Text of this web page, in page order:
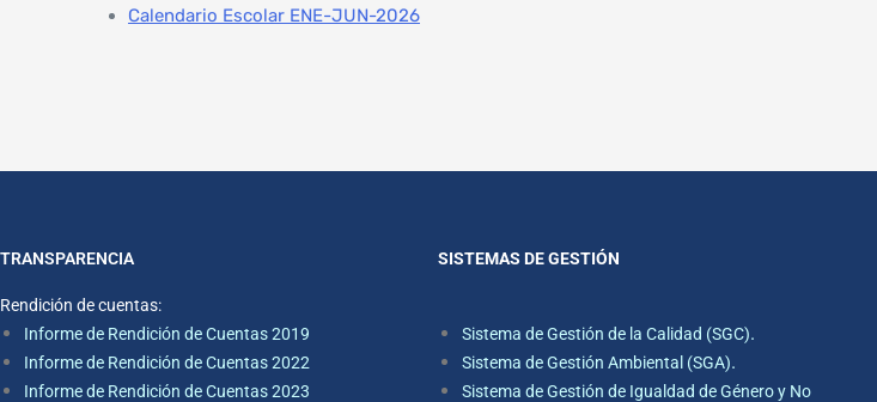
Calendario Escolar ENE-JUN-2026
TRANSPARENCIA
Rendición de cuentas:
Informe de Rendición de Cuentas 2019
Informe de Rendición de Cuentas 2022
Informe de Rendición de Cuentas 2023
SISTEMAS DE GESTIÓN
Sistema de Gestión de la Calidad (SGC).
Sistema de Gestión Ambiental (SGA).
Sistema de Gestión de Igualdad de Género y No